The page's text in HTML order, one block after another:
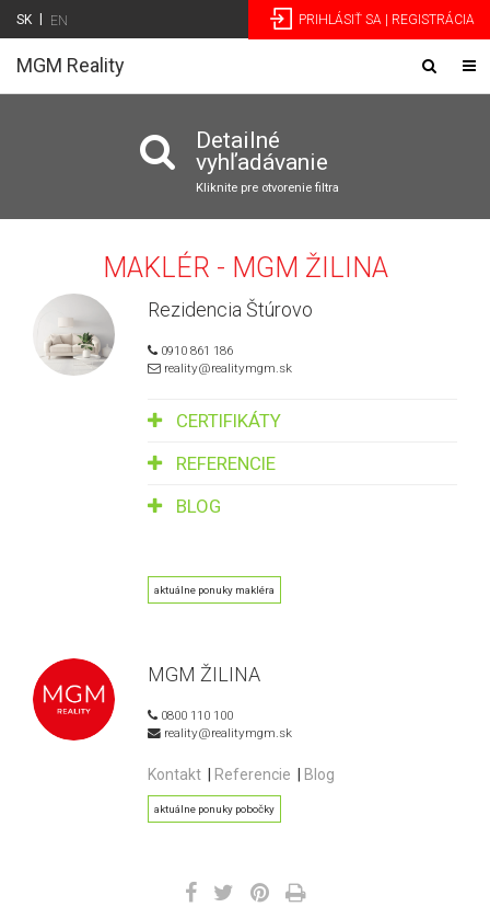
SK | EN PRIHLÁSIŤ SA | REGISTRÁCIA
Toggle
MGM Reality
Detailné
vyhľadávanie
Kliknite pre otvorenie filtra
MAKLÉR - MGM ŽILINA
Rezidencia Štúrovo
0910 861 186
reality@realitymgm.sk
CERTIFIKÁTY
REFERENCIE
BLOG
aktuálne ponuky makléra
MGM ŽILINA
0800 110 100
reality@realitymgm.sk
Kontakt Referencie Blog
aktuálne ponuky pobočky